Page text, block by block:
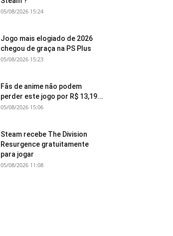
05/08/2026 15:24
Jogo mais elogiado de 2026
chegou de graça na PS Plus
05/08/2026 15:23
Fãs de anime não podem
perder este jogo por R$ 13,19...
05/08/2026 15:06
Steam recebe The Division
Resurgence gratuitamente
para jogar
05/08/2026 11:08